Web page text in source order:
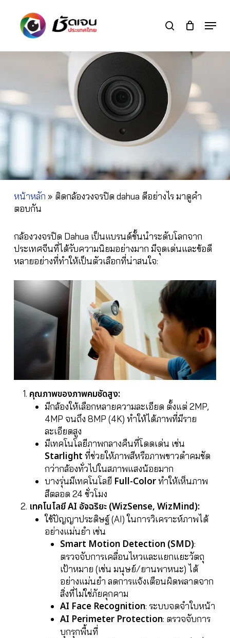
search Menu
หน้าหลัก » ติดกล้องวงจรปิด dahua ดีอย่างไร มาดูคำ
ตอบกัน
กล้องวงจรปิด Dahua เป็นแบรนด์ชั้นนำระดับโลกจาก
ประเทศจีนที่ได้รับความนิยมอย่างมาก มีจุดเด่นและข้อดี
หลายอย่างที่ทำให้เป็นตัวเลือกที่น่าสนใจ:
คุณภาพของภาพคมชัดสูง:
มีกล้องให้เลือกหลายความละเอียด ตั้งแต่ 2MP,
4MP จนถึง 8MP (4K) ทำให้ได้ภาพที่มีราย
ละเอียดสูง
มีเทคโนโลยีภาพกลางคืนที่โดดเด่น เช่น
Starlight ที่ช่วยให้ภาพสีหรือภาพขาวดำคมชัด
กว่ากล้องทั่วไปในสภาพแสงน้อยมาก
บางรุ่นมีเทคโนโลยี Full-Colorทำให้เห็นภาพ
สีตลอด 24 ชั่วโมง
เทคโนโลยี AI อัจฉริยะ (WizSense, WizMind):
ใช้ปัญญาประดิษฐ์ (AI) ในการวิเคราะห์ภาพได้
อย่างแม่นยำ เช่น
Smart Motion Detection (SMD):
ตรวจจับการเคลื่อนไหวและแยกแยะวัตถุ
เป้าหมาย (เช่น มนุษย์/ยานพาหนะ) ได้
อย่างแม่นยำ ลดการแจ้งเตือนผิดพลาดจาก
สิ่งที่ไม่ใช่ภัยคุกคาม
AI Face Recognition: ระบบจดจำใบหน้า
AI Perimeter Protection: ตรวจจับการ
บุกรุกพื้นที่
Close